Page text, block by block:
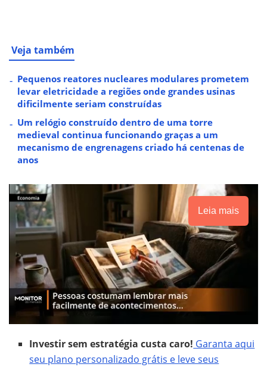
Veja também
Pequenos reatores nucleares modulares prometem
levar eletricidade a regiões onde grandes usinas
dificilmente seriam construídas
Um relógio construído dentro de uma torre
medieval continua funcionando graças a um
mecanismo de engrenagens criado há centenas de
anos
Leia mais
Investir sem estratégia custa caro! Garanta aqui
seu plano personalizado grátis e leve seus